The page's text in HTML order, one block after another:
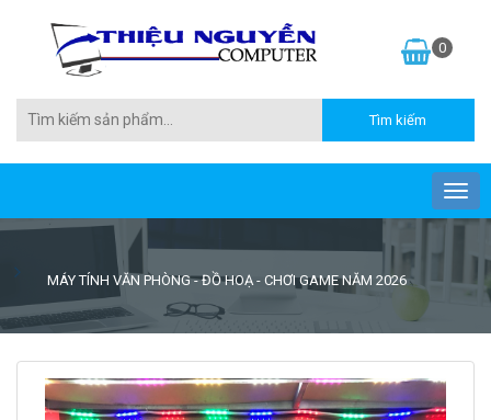
0
MÁY TÍNH VĂN PHÒNG - ĐỒ HOẠ - CHƠI GAME NĂM 2026